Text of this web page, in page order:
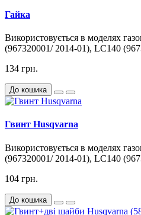
Гайка
Використовується в моделях
(967320001/ 2014-01), LC140
134 грн.
До кошика
Гвинт Husqvarna
Використовується в моделях
(967320001/ 2014-01), LC140
104 грн.
До кошика